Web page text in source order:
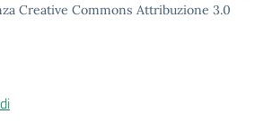
Creative Commons Attribuzione 3.0